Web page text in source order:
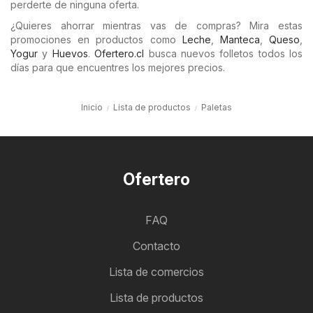
perderte de ninguna oferta.
¿Quieres ahorrar mientras vas de compras? Mira estas
promociones en productos como Leche Manteca ,Queso
Yogur y Huevos.Ofertero.cl busca nuevos folletos todos los
días para que encuentres los mejores precios.
Inicio Lista de productos Paletas
Ofertero
FAQ
Contacto
Lista de comercios
Lista de productos